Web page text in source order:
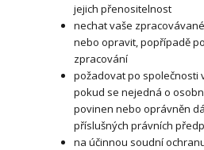
jejich přenositelnost
nechat vaše
nebo opravit, popřípadě
zpracování
požadovat po společnosti
pokud se nejedná o
povinen nebo oprávněn
příslušných právních
na účinnou soudní